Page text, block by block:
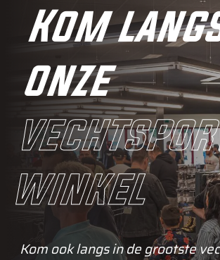
Kom
onze
winkel
Kom ook langs in de grootste